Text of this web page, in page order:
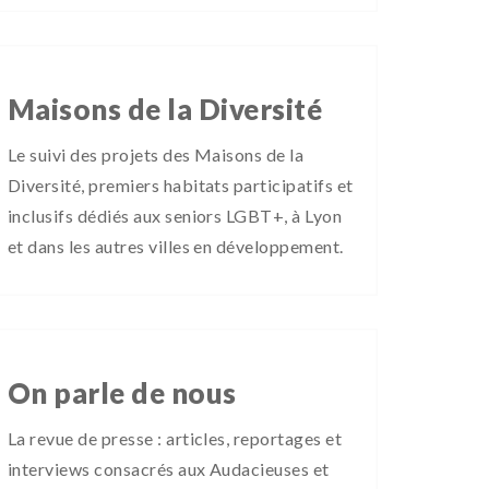
Maisons de la Diversité
Le suivi des projets des Maisons de la
Diversité, premiers habitats participatifs et
inclusifs dédiés aux seniors LGBT+, à Lyon
et dans les autres villes en développement.
On parle de nous
La revue de presse : articles, reportages et
interviews consacrés aux Audacieuses et